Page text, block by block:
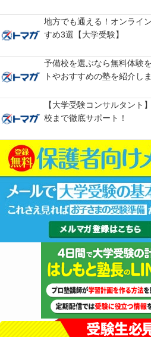
地方でも通える！オンライ
すめ3選【大学受験】
予備校を選ぶなら無料体験
トやおすすめの塾を紹介し
【大学受験コンサルタント
校まで徹底サポート！